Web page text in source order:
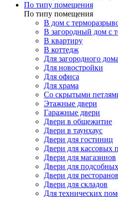
По типу помещения
По типу помещения
В дом с
В загородный дом с
В квартиру
В коттедж
Для загородного дома
Для новостройки
Для офиса
Для храма
Со скрытыми
Этажные двери
Гаражные двери
Двери в общежитие
Двери в таунхаус
Двери для гостиниц
Двери для кассовых
Двери для магазинов
Двери для
Двери для ресторанов
Двери для складов
Для технических